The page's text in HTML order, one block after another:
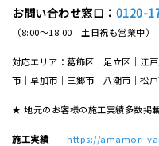
お問い合わせ窓口： 0120-
（8:00～18:00 土日祝も営業中）
対応エリア：葛飾区｜足立区｜江
市｜草加市｜三郷市｜八潮市｜松
★ 地元のお客様の施工実績多数掲載
施工実績
https://amamori-